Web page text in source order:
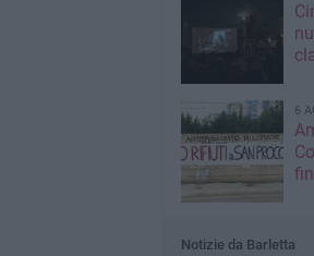
6
Notizie da Barletta